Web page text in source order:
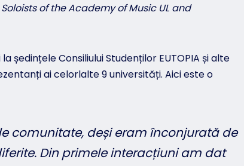
of the Academy of Music UL and
ședințele Consiliului Studenților EUTOPIA și alte
ai celorlalte 9 universități. Aici este o
comunitate, deși eram înconjurată de
Din primele interacțiuni am dat